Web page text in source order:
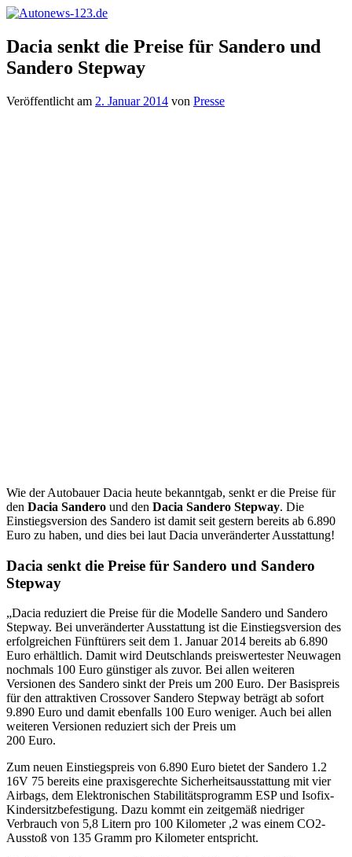
Zum
springen
Autonews-
123.de
Autonews
mit
Charme
Dacia senkt die Preise für Sandero und
Sandero Stepway
Veröffentlicht am 2. Januar 2014 von Presse
Wie der Autobauer Dacia heute bekanntgab, senkt er die Preise für
den Dacia Sandero und den Dacia Sandero Stepway. Die
Einstiegsversion des Sandero ist damit seit gestern bereits ab 6.890
Euro zu haben, und dies bei laut Dacia unveränderter Ausstattung!
Dacia senkt die Preise für Sandero und Sandero
Stepway
„Dacia reduziert die Preise für die Modelle Sandero und Sandero
Stepway. Bei unveränderter Ausstattung ist die Einstiegsversion des
erfolgreichen Fünftürers seit dem 1. Januar 2014 bereits ab 6.890
Euro erhältlich. Damit wird Deutschlands preiswertester Neuwagen
nochmals 100 Euro günstiger als zuvor. Bei allen weiteren
Versionen des Sandero sinkt der Preis um 200 Euro. Der Basispreis
für den attraktiven Crossover Sandero Stepway beträgt ab sofort
9.890 Euro und damit ebenfalls 100 Euro weniger. Auch bei allen
weiteren Versionen reduziert sich der Preis um
200 Euro.
Zum neuen Einstiegspreis von 6.890 Euro bietet der Sandero 1.2
16V 75 bereits eine praxisgerechte Sicherheitsausstattung mit vier
Airbags, dem Elektronischen Stabilitätsprogramm ESP und Isofix-
Kindersitzbefestigung. Dazu kommt ein zeitgemäß niedriger
Verbrauch von 5,8 Litern pro 100 Kilometer ,2 was einem CO2-
Ausstoß von 135 Gramm pro Kilometer entspricht.